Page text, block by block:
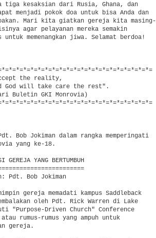
tiga kesaksian dari Rusia, Ghana, dan
menjadi pokok doa untuk bisa Anda dan
Mari kita giatkan gereja kita masing-
agar pelayanan mereka semakin
untuk memenangkan jiwa. Selamat berdoa!
the reality,
God will take care the rest".
Buletin GKI Monrovia)
Bob Jokiman dalam rangka memperingati
yang ke-18.
GEREJA YANG BERTUMBUH
Pdt. Bob Jokiman
gereja memadati kampus Saddleback
oleh Pdt. Rick Warren di Lake
"Purpose-Driven Church" Conference
rumus-rumus yang ampuh untuk
gereja.